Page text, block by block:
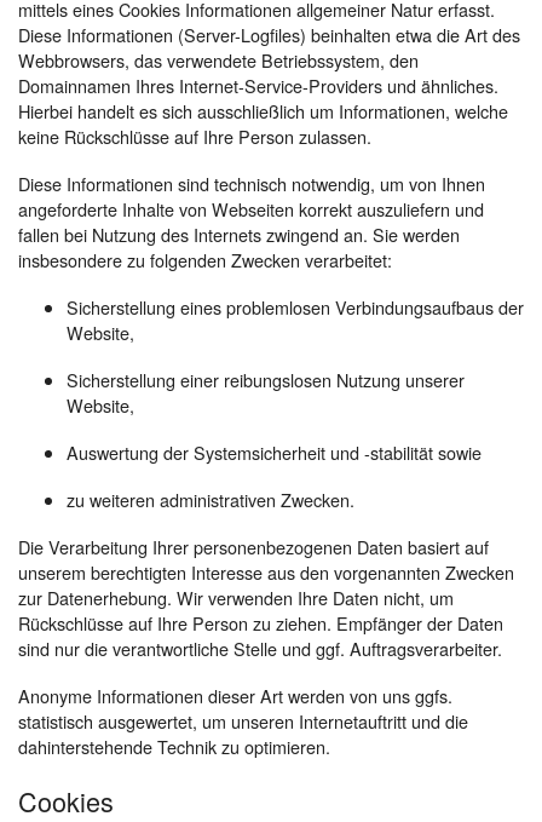
mittels eines Cookies Informationen allgemeiner Natur erfasst.
Diese Informationen (Server-Logfiles) beinhalten etwa die Art des
Webbrowsers, das verwendete Betriebssystem, den
Domainnamen Ihres Internet-Service-Providers und ähnliches.
Hierbei handelt es sich ausschließlich um Informationen, welche
keine Rückschlüsse auf Ihre Person zulassen.
Diese Informationen sind technisch notwendig, um von Ihnen
angeforderte Inhalte von Webseiten korrekt auszuliefern und
fallen bei Nutzung des Internets zwingend an. Sie werden
insbesondere zu folgenden Zwecken verarbeitet:
Sicherstellung eines problemlosen Verbindungsaufbaus der
Website,
Sicherstellung einer reibungslosen Nutzung unserer
Website,
Auswertung der Systemsicherheit und -stabilität sowie
zu weiteren administrativen Zwecken.
Die Verarbeitung Ihrer personenbezogenen Daten basiert auf
unserem berechtigten Interesse aus den vorgenannten Zwecken
zur Datenerhebung. Wir verwenden Ihre Daten nicht, um
Rückschlüsse auf Ihre Person zu ziehen. Empfänger der Daten
sind nur die verantwortliche Stelle und ggf. Auftragsverarbeiter.
Anonyme Informationen dieser Art werden von uns ggfs.
statistisch ausgewertet, um unseren Internetauftritt und die
dahinterstehende Technik zu optimieren.
Cookies